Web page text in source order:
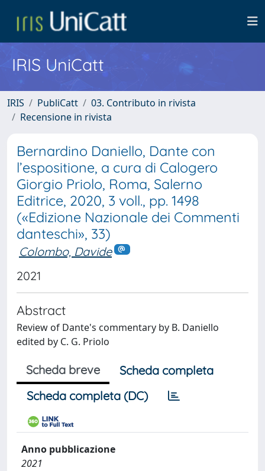
IRIS UniCatt
IRIS PubliCatt
03. Contributo in rivista
Recensione in rivista
Bernardino Daniello, Dante con
l’espositione, a cura di Calogero
Giorgio Priolo, Roma, Salerno
Editrice, 2020, 3 voll., pp. 1498
(«Edizione Nazionale dei Commenti
danteschi», 33)
Colombo, Davide
2021
Abstract
Review of Dante's commentary by B. Daniello
edited by C. G. Priolo
Scheda breve
Scheda completa
Scheda completa (DC)
Anno pubblicazione
2021